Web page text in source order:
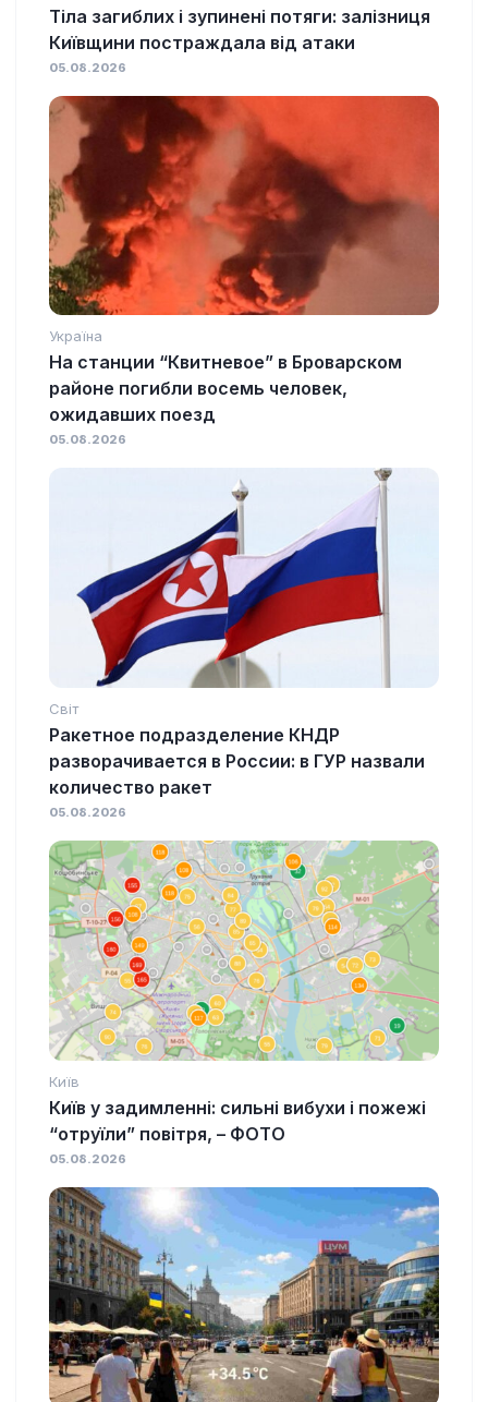
Тіла загиблих і зупинені потяги: залізниця
Київщини постраждала від атаки
05.08.2026
Україна
На станции “Квитневое” в Броварском
районе погибли восемь человек,
ожидавших поезд
05.08.2026
Світ
Ракетное подразделение КНДР
разворачивается в России: в ГУР назвали
количество ракет
05.08.2026
Київ
Київ у задимленні: сильні вибухи і пожежі
“отруїли” повітря, – ФОТО
05.08.2026